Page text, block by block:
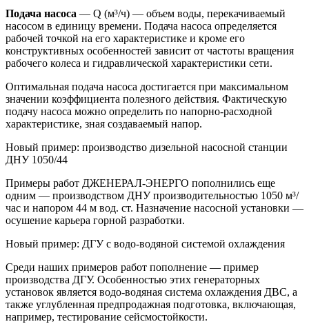
Подача насоса — Q (м³/ч) — объем воды, перекачиваемый
насосом в единицу времени. Подача насоса определяется
рабочей точкой на его характеристике и кроме его
конструктивных особенностей зависит от частоты вращения
рабочего колеса и гидравлической характеристики сети.
Оптимальная подача насоса достигается при максимальном
значении коэффициента полезного действия. Фактическую
подачу насоса можно определить по напорно-расходной
характеристике, зная создаваемый напор.
Новый пример: производство дизельной насосной станции
ДНУ 1050/44
Примеры работ ДЖЕНЕРАЛ-ЭНЕРГО пополнились еще
одним — производством ДНУ производительностью 1050 м³/
час и напором 44 м вод. ст. Назначение насосной установки —
осушение карьера горной разработки.
Новый пример: ДГУ с водо-водяной системой охлаждения
Среди наших примеров работ пополнение — пример
производства ДГУ. Особенностью этих генераторных
установок является водо-водяная система охлаждения ДВС, а
также углубленная предпродажная подготовка, включающая,
например, тестирование сейсмостойкости.